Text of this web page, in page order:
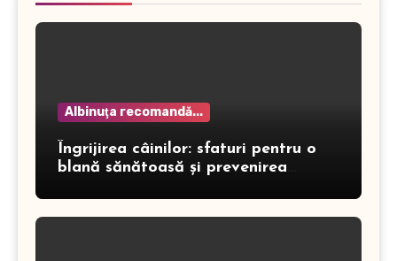
Albinuţa recomandă...
Îngrijirea câinilor: sfaturi pentru o
blană sănătoasă și prevenirea